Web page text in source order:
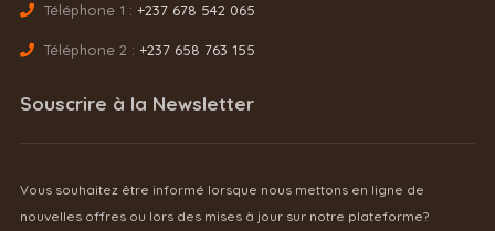
Téléphone 1 : +237 678 542 065
Téléphone 2 : +237 658 763 155
Souscrire à la Newsletter
Vous souhaitez être informé lorsque nous mettons en ligne de
nouvelles offres ou lors des mises à jour sur notre plateforme?